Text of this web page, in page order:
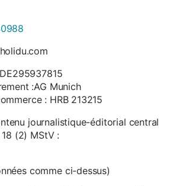
:AG Munich
: HRB 213215
journalistique-éditorial central
(2) MStV :
comme ci-dessus)